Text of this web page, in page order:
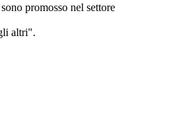
promosso nel settore
altri".